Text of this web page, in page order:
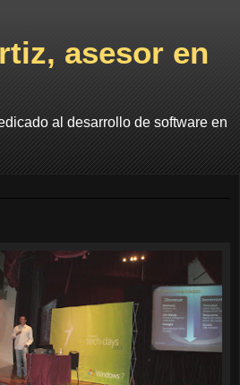
asesor en
al desarrollo de software en